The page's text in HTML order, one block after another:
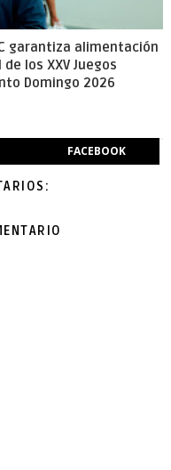
garantiza alimentación
los XXV Juegos
Domingo 2026
FACEBOOK